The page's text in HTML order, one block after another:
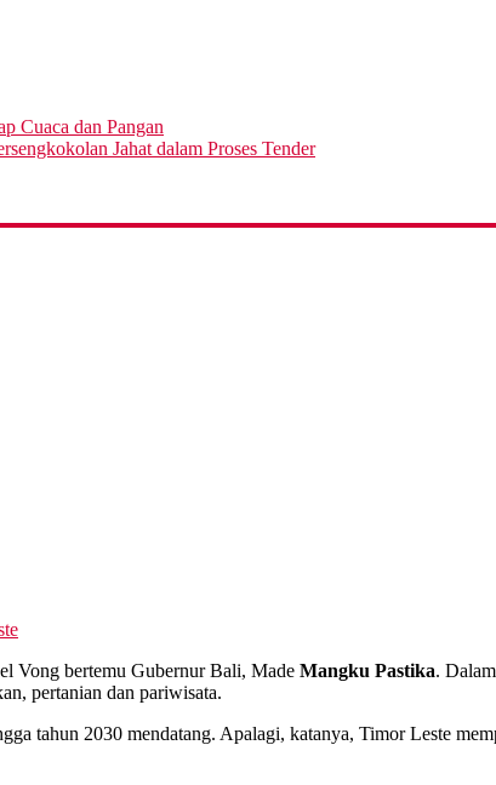
Cuaca dan Pangan
Jahat dalam Proses Tender
Vong bertemu Gubernur Bali, Made Mangku Pastika.
pertanian dan pariwisata.
tahun 2030 mendatang. Apalagi, katanya, Timor Leste